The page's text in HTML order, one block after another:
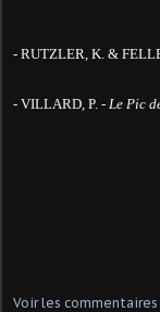
- RUTZLER, K. &
- VILLARD, P. - Le Pic
Voir les commentaires